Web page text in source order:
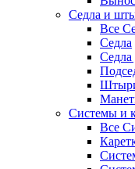
Седла и
Все
Седла
Седла
Системы и
Все